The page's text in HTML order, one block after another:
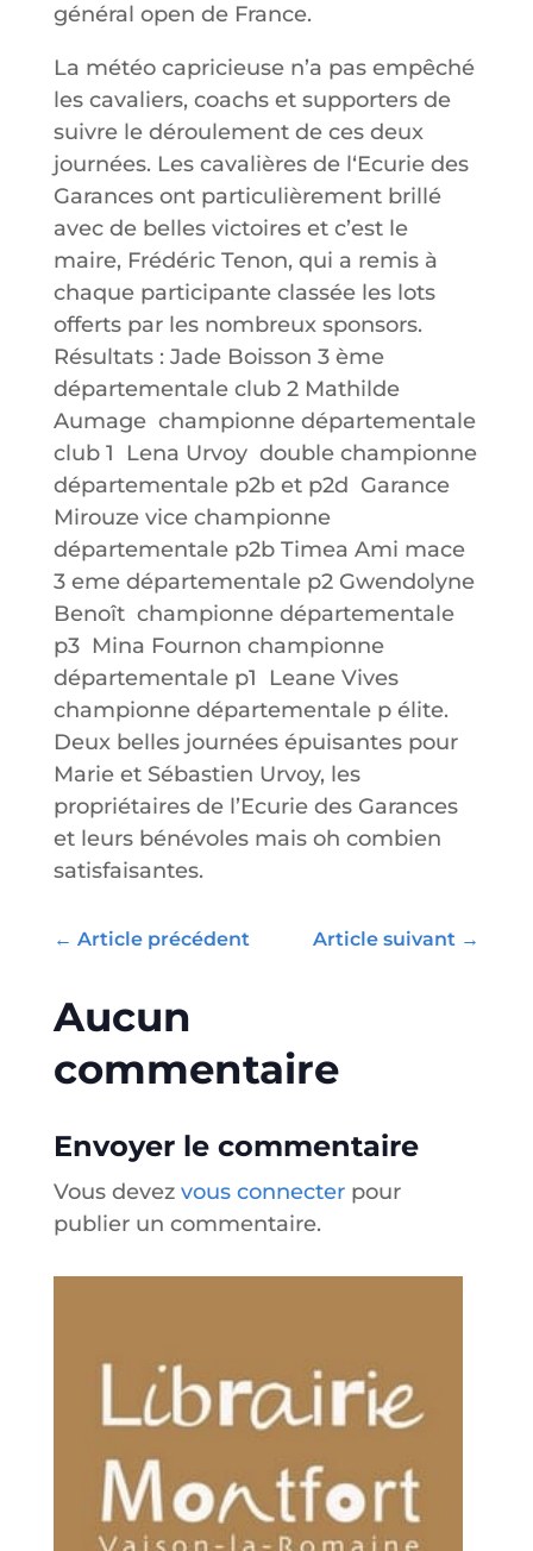
général open de France.
La météo capricieuse n’a pas empêché
les cavaliers, coachs et supporters de
suivre le déroulement de ces deux
journées. Les cavalières de l‘Ecurie des
Garances ont particulièrement brillé
avec de belles victoires et c’est le
maire, Frédéric Tenon, qui a remis à
chaque participante classée les lots
offerts par les nombreux sponsors.
Résultats : Jade Boisson 3 ème
départementale club 2 Mathilde
Aumage championne départementale
club 1 Lena Urvoy double championne
départementale p2b et p2d Garance
Mirouze vice championne
départementale p2b Timea Ami mace
3 eme départementale p2 Gwendolyne
Benoît championne départementale
p3 Mina Fournon championne
départementale p1 Leane Vives
championne départementale p élite.
Deux belles journées épuisantes pour
Marie et Sébastien Urvoy, les
propriétaires de l’Ecurie des Garances
et leurs bénévoles mais oh combien
satisfaisantes.
← Article précédent Article suivant →
Aucun
commentaire
Envoyer le commentaire
Vous devez vous connecterpour
publier un commentaire.